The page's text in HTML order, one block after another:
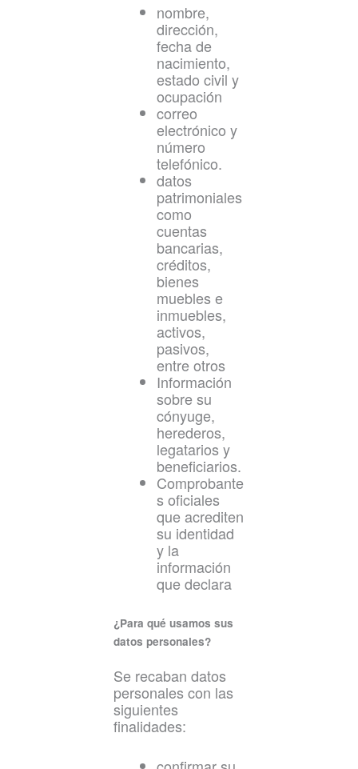
nombre,
dirección,
fecha de
nacimiento,
estado civil y
ocupación
correo
electrónico y
número
telefónico.
datos
patrimoniales
como
cuentas
bancarias,
créditos,
bienes
muebles e
inmuebles,
activos,
pasivos,
entre otros
Información
sobre su
cónyuge,
herederos,
legatarios y
beneficiarios.
Comprobante
s oficiales
que acrediten
su identidad
y la
información
que declara
¿Para qué usamos sus
datos personales?
Se recaban datos
personales con las
siguientes
finalidades: